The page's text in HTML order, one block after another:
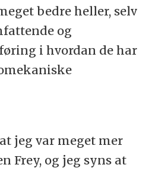
bedre heller, selv
og
i hvordan de har
jeg var meget mer
Frey, og jeg syns at